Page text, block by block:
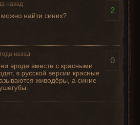
2
назад
можно найти синих?
0
назад
вроде вместе с красными
в русской версии красные
живодёры, а синие -